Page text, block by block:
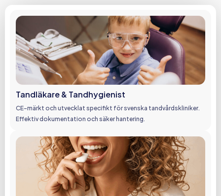
Tandläkare & Tandhygienist
CE-märkt och utvecklat specifikt för svenska tandvårdskliniker.
Effektiv dokumentation och säker hantering.